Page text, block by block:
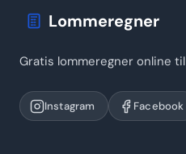
Lommeregner
Gratis lommeregner online
Instagram Facebook